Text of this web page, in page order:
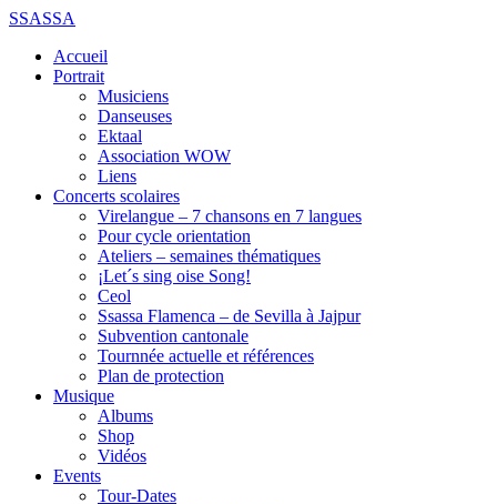
SSASSA
Accueil
Portrait
Musiciens
Danseuses
Ektaal
Association WOW
Liens
Concerts scolaires
Virelangue – 7 chansons en 7 langues
Pour cycle orientation
Ateliers – semaines thématiques
¡Let´s sing oise Song!
Ceol
Ssassa Flamenca – de Sevilla à Jajpur
Subvention cantonale
Tournnée actuelle et références
Plan de protection
Musique
Albums
Shop
Vidéos
Events
Tour-Dates